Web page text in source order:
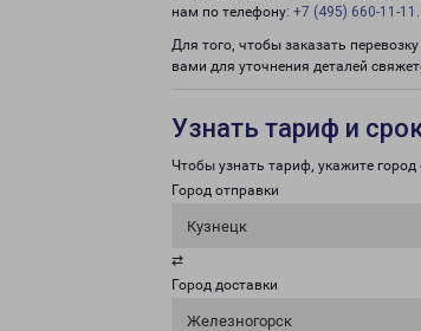
нам по телефону: +7 (495) 660-11-11 .
Для того, чтобы заказать
вами для уточнения деталей
Узнать тариф и
Чтобы узнать тариф, укажите город
Город отправки
Кузнецк
⇄
Город доставки
Железногорск